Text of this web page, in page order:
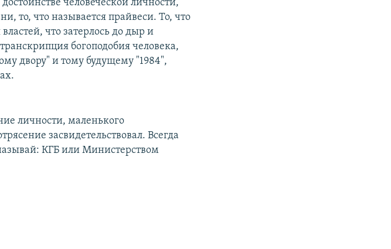
человеческой личности,
то, что называется прайвеси. То, что
что затерлось до дыр и
богоподобия человека,
двору" и тому будущему "1984",
личности, маленького
засвидетельствовал. Всегда
КГБ или Министерством